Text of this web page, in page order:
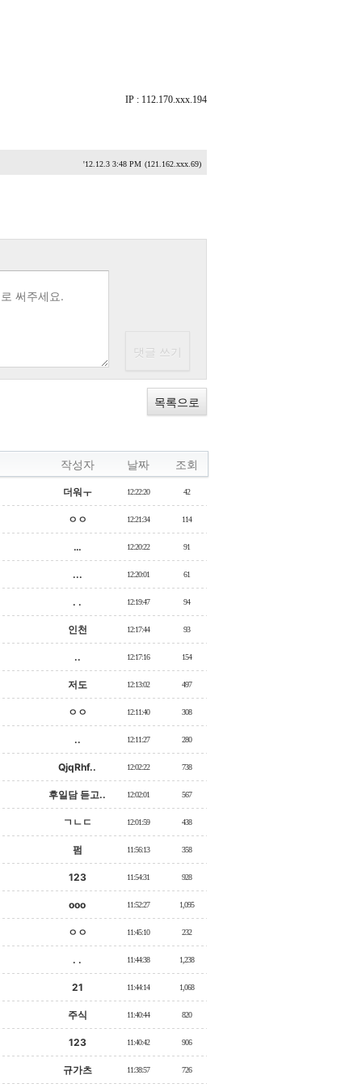
IP : 112.170.xxx.194
'12.12.3 3:48 PM (121.162.xxx.69)
목록으로
작성자 날짜 조회
더워ㅜ 12:22:20 42
ㅇㅇ 12:21:34 114
… 12:20:22 91
... 12:20:01 61
. . 12:19:47 94
인천 12:17:44 93
.. 12:17:16 154
저도 12:13:02 497
ㅇㅇ 12:11:40 308
.. 12:11:27 280
QjqRhf.. 12:02:22 738
후일담 듣고.. 12:02:01 567
ㄱㄴㄷ 12:01:59 438
펌 11:56:13 358
123 11:54:31 928
ooo 11:52:27 1,095
ㅇㅇ 11:45:10 232
. . 11:44:38 1,238
21 11:44:14 1,068
주식 11:40:44 820
123 11:40:42 906
규가츠 11:38:57 726